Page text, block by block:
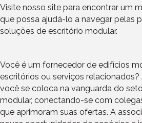
Visite nosso site para encontrar um
que possa ajudá-lo a navegar pelas
soluções de escritório modular.
Você é um fornecedor de edifícios
escritórios ou serviços relacionados?
você se coloca na vanguarda do
modular, conectando-se com
que aprimoram suas ofertas. A